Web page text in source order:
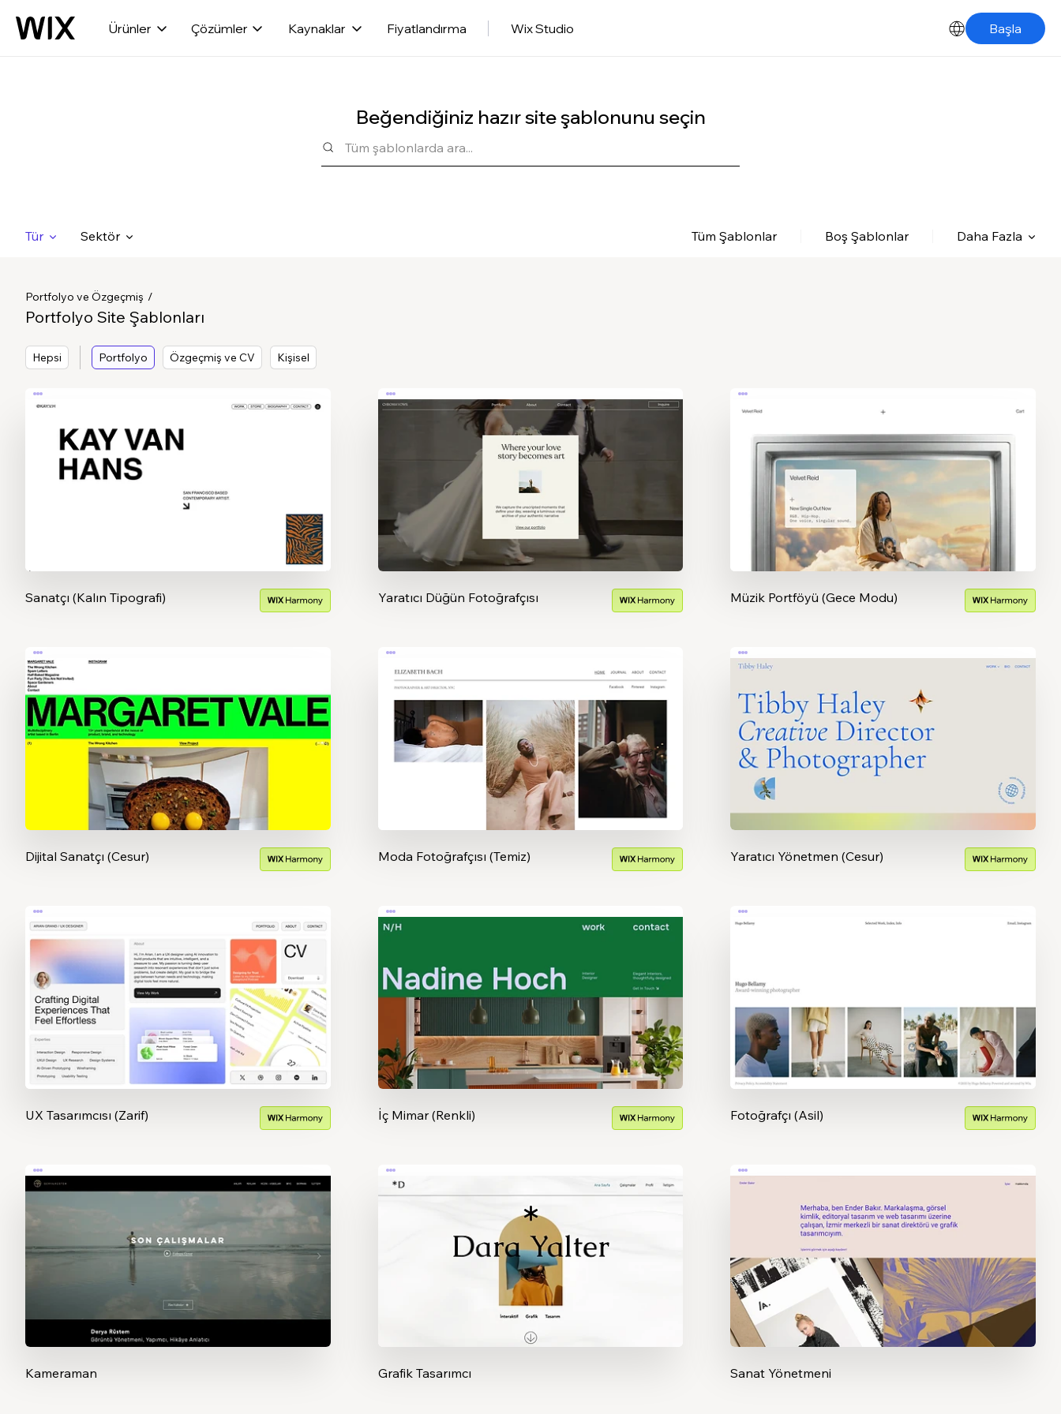
Ürünler Çözümler Kaynaklar Fiyatlandırma Wix Studio Başla
Beğendiğiniz hazır site şablonunu seçin
Tür Sektör Tüm Şablonlar Boş Şablonlar Daha Fazla
Portfolyo ve Özgeçmiş
Portfolyo Site Şablonları
Hepsi Portfolyo Özgeçmiş ve CV Kişisel
Sanatçı (Kalın Tipografi) Yaratıcı Düğün Fotoğrafçısı Müzik Portföyü (Gece Modu)
Dijital Sanatçı (Cesur) Moda Fotoğrafçısı (Temiz) Yaratıcı Yönetmen (Cesur)
UX Tasarımcısı (Zarif) İç Mimar (Renkli) Fotoğrafçı (Asil)
Kameraman Grafik Tasarımcı Sanat Yönetmeni